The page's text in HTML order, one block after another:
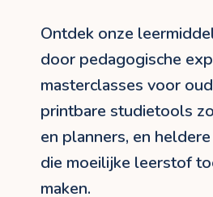
Ontdek onze
door pedagogische
masterclasses voor
printbare studietools
en planners, en
die moeilijke leerstof
maken.